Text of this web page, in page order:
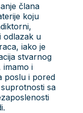
člana
koju
odlazak u
iako je
stvarnog
imamo i
poslu i pored
sa